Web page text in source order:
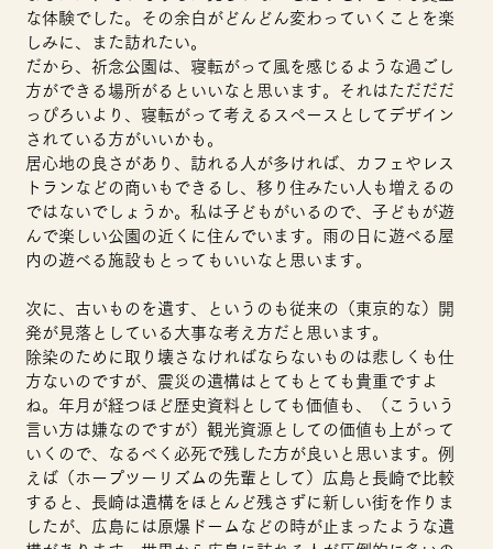
な体験でした。その余白がどんどん変わっていくことを楽
しみに、また訪れたい。
だから、祈念公園は、寝転がって風を感じるような過ごし
方ができる場所がるといいなと思います。それはただだだ
っぴろいより、寝転がって考えるスペースとしてデザイン
されている方がいいかも。
居心地の良さがあり、訪れる人が多ければ、カフェやレス
トランなどの商いもできるし、移り住みたい人も増えるの
ではないでしょうか。私は子どもがいるので、子どもが遊
んで楽しい公園の近くに住んでいます。雨の日に遊べる屋
内の遊べる施設もとってもいいなと思います。
次に、古いものを遺す、というのも従来の（東京的な）開
発が見落としている大事な考え方だと思います。
除染のために取り壊さなければならないものは悲しくも仕
方ないのですが、震災の遺構はとてもとても貴重ですよ
ね。年月が経つほど歴史資料としても価値も、（こういう
言い方は嫌なのですが）観光資源としての価値も上がって
いくので、なるべく必死で残した方が良いと思います。例
えば（ホープツーリズムの先輩として）広島と長崎で比較
すると、長崎は遺構をほとんど残さずに新しい街を作りま
したが、広島には原爆ドームなどの時が止まったような遺